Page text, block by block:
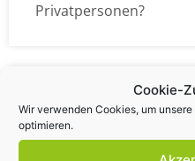
Cookie-
Wir verwenden Cookies, um
optimieren.
Privatpersonen?
Wie kann ich die Daten
übermitteln?